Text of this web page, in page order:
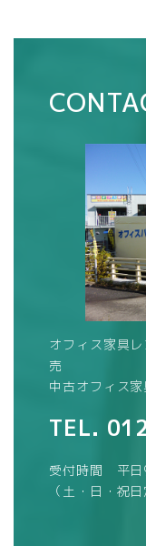
オフィス家具
売
中古オフィス
TEL.
受付時間 平
（土・日・祝日